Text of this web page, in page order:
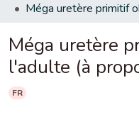
Méga uretère
l'adulte (à
FR